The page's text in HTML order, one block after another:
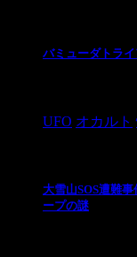
バミューダトラ
UFO オカルト
大雪山SOS遭難
ープの謎